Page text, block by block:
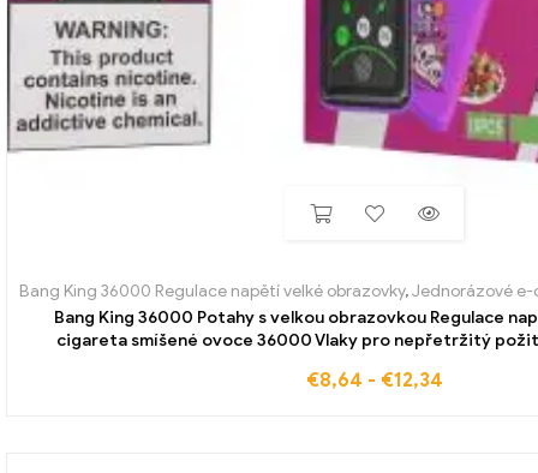
Bang King 36000 Regulace napětí velké obrazovky,Jednorázové e-
Bang King 36000 Potahy s velkou obrazovkou Regulace
cigareta smíšené ovoce 36000 Vlaky pro nepřetržitý
€8,64 - €12,34